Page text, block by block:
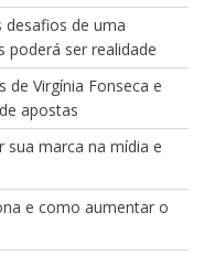
desafios de uma
poderá ser realidade
de Virgínia Fonseca e
apostas
sua marca na mídia e
e como aumentar o